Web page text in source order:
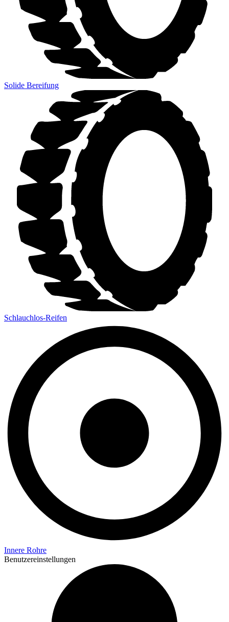
Solide Bereifung
Schlauchlos-Reifen
Innere Rohre
Benutzereinstellungen